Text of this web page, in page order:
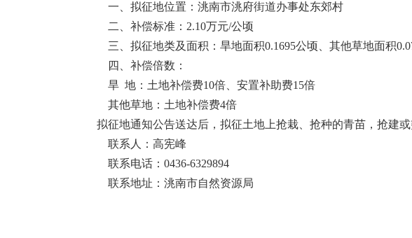
一、拟征地位置：洮南市洮府街道办事处东郊村
二、补偿标准： 2.10万元/公顷
三、拟征地类及面积：旱地面积0.1695公顷、其他草地面积
四、补偿倍数：
旱 地：土地补偿费10倍、安置补助费15倍
其他草地：土地补偿费4倍
拟征地通知公告送达后，拟征土地上抢栽、抢种的青苗，抢建
联系人：高宪峰
联系电话： 0436-6329894
联系地址：洮南市自然资源局